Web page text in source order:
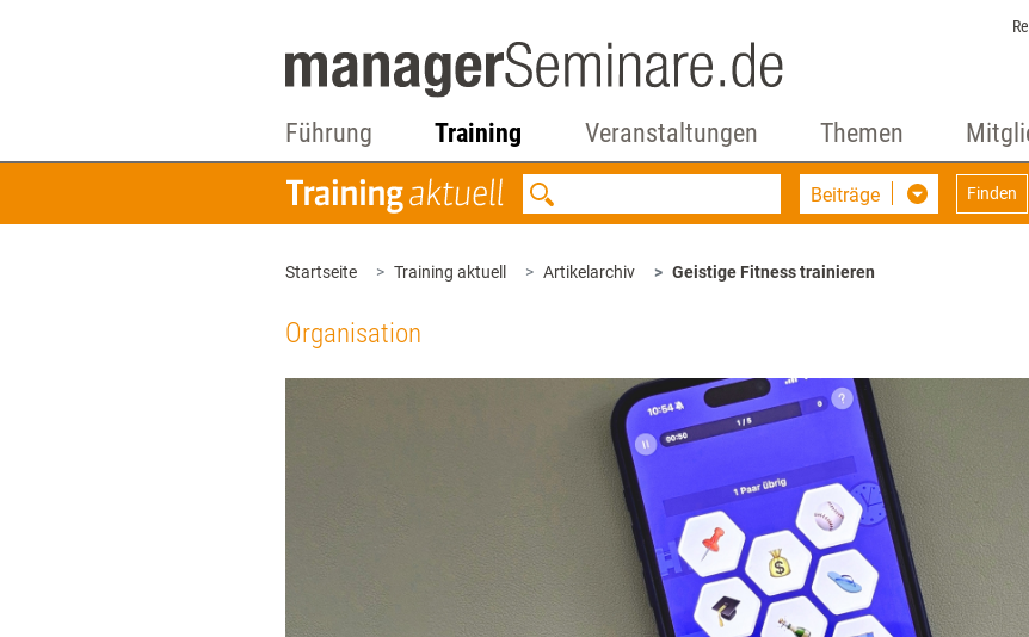
Führung Training Veranstaltungen Themen
Beiträge Finden
Startseite Training aktuell Artikelarchiv Geistige Fitness trainieren
Organisation